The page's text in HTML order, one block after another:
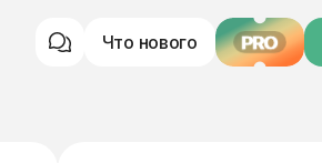
Что нового PRO